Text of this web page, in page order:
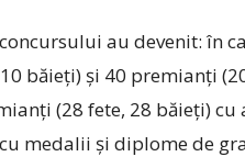
au devenit: în
băieți) și 40 premianți
(28 fete, 28 băieți)
medalii și diplome de